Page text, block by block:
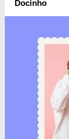
Docinho